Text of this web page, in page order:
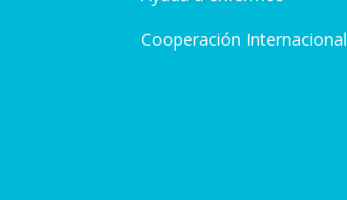
Cooperación Internacional